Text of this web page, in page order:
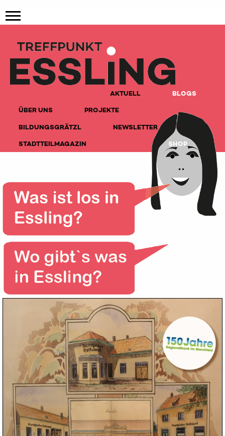
AKTUELL
BLOGS
ÜBER UNS
PROJEKTE
BILDUNGSGRÄTZL
NEWSLETTER
STADTTEILMAGAZIN
SHOP